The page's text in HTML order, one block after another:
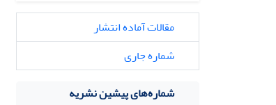
مقالات آماده انتشار
شماره جاری
شماره‌های پیشین نشریه